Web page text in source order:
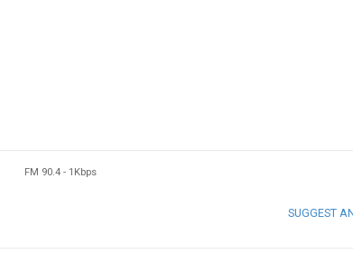
FM 90.4 - 1Kbps
SUGGEST